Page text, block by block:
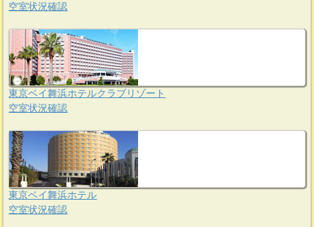
空室状況確認
東京ベイ舞浜ホテルクラブリゾート
空室状況確認
東京ベイ舞浜ホテル
空室状況確認